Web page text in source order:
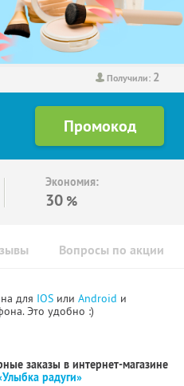
Получили: 2
Экономия:
30 %
Вопросы по акции
для IOS или Android и
Это удобно :)
заказы в интернет-магазине
радуги»